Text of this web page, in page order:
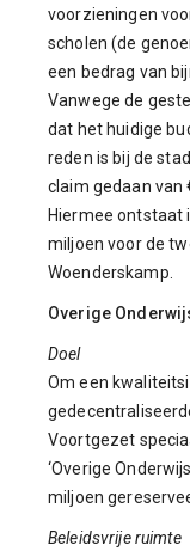
voorzieningen
scholen (de
een bedrag van
Vanwege de
dat het huidige
reden is bij de
claim gedaan van
Hiermee ontstaat
miljoen voor de
Woenderskamp.
Overige
Doel
Om een
Voortgezet
‘Overige
miljoen
Beleidsvrije ruimte